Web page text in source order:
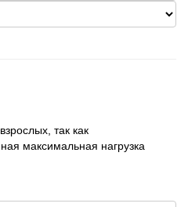
так как
максимальная нагрузка